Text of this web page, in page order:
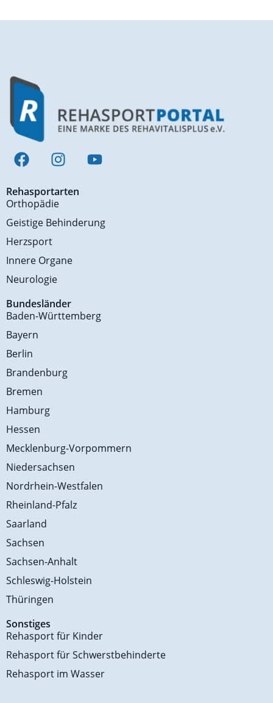
Rehasportarten
Orthopädie
Geistige Behinderung
Herzsport
Innere Organe
Neurologie
Bundesländer
Baden-Württemberg
Bayern
Berlin
Brandenburg
Bremen
Hamburg
Hessen
Mecklenburg-Vorpommern
Niedersachsen
Nordrhein-Westfalen
Rheinland-Pfalz
Saarland
Sachsen
Sachsen-Anhalt
Schleswig-Holstein
Thüringen
Sonstiges
Rehasport für Kinder
Rehasport für Schwerstbehinderte
Rehasport im Wasser